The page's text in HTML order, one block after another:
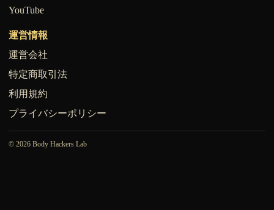
YouTube
運営情報
運営会社
特定商取引法
利用規約
プライバシーポリシー
© 2026 Body Hackers Lab